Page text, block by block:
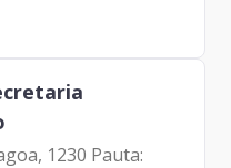
Dantas Isabela
Maria Vilas
1230 Pauta: